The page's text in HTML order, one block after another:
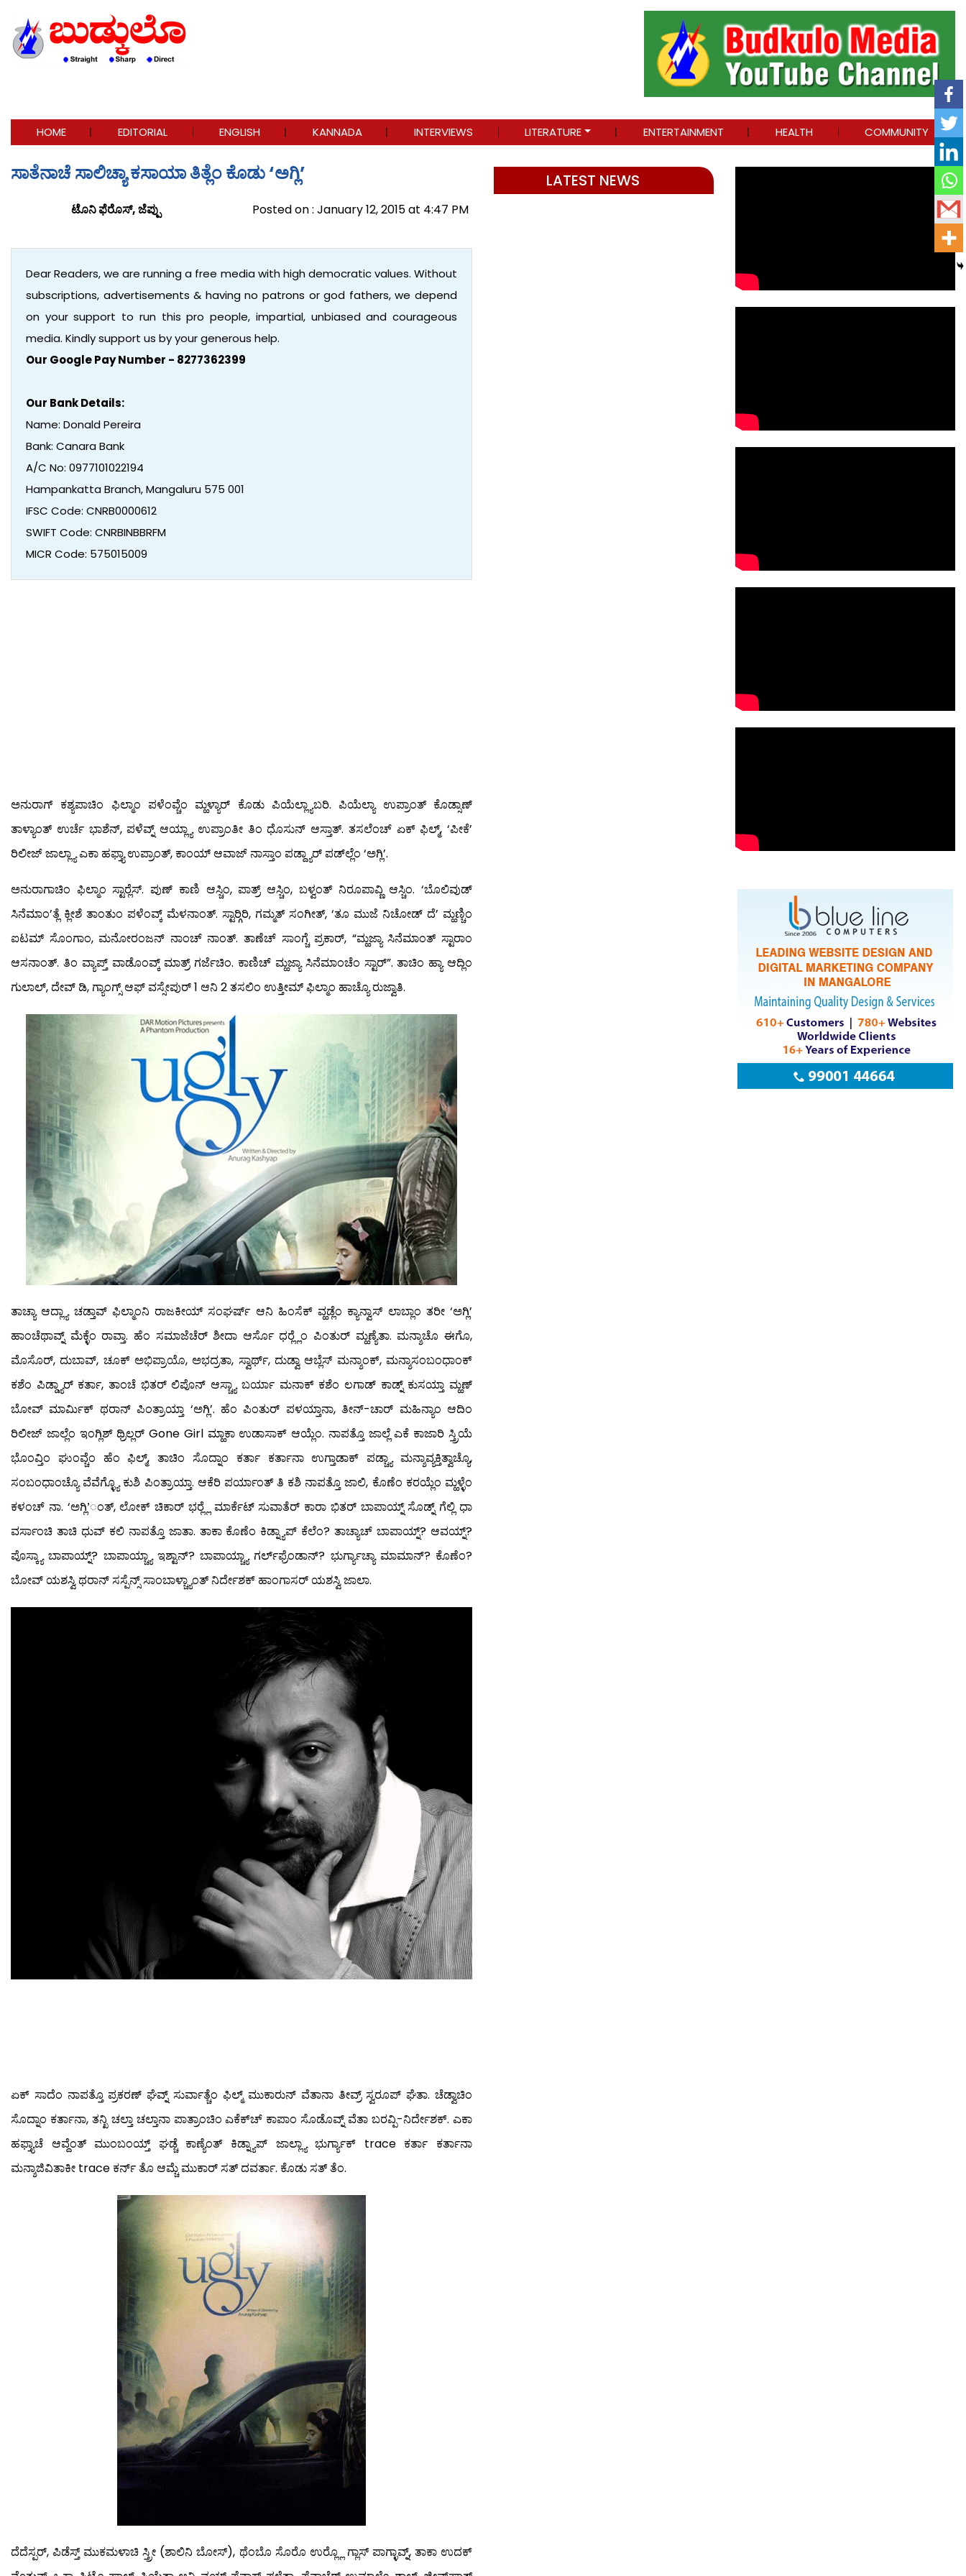
HOME EDITORIAL ENGLISH KANNADA INTERVIEWS LITERATURE ENTERTAINMENT HEALTH COMMUNITY
ಸಾತೆನಾಚೆ ಸಾಲಿಚ್ಯಾ ಕಸಾಯಾ ತಿತ್ಲೆಂ ಕೊಡು ‘ಅಗ್ಲಿ’
ಟೊನಿ ಫೆರೊಸ್, ಜೆಪ್ಪು Posted on : January 12, 2015 at 4:47 PM
Dear Readers, we are running a free media with high democratic values. Without
subscriptions, advertisements & having no patrons or god fathers, we depend
on your support to run this pro people, impartial, unbiased and courageous
media. Kindly support us by your generous help.
Our Google Pay Number - 8277362399
Our Bank Details:
Name: Donald Pereira
Bank: Canara Bank
A/C No: 0977101022194
Hampankatta Branch, Mangaluru 575 001
IFSC Code: CNRB0000612
SWIFT Code: CNRBINBBRFM
MICR Code: 575015009
ಅನುರಾಗ್ ಕಶ್ಯಪಾಚಿಂ ಫಿಲ್ಮಾಂ ಪಳೆಂವ್ಚೆಂ ಮ್ಹಳ್ಯಾರ್ ಕೊಡು ಪಿಯೆಲ್ಲ್ಯಾಬರಿ. ಪಿಯೆಲ್ಯಾ ಉಪ್ರಾಂತ್ ಕೊಡ್ಸಾಣ್
ತಾಳ್ಯಾಂತ್ ಉರ್ಚೆ ಭಾಶೆನ್, ಪಳೆವ್ನ್ ಆಯ್ಲ್ಯಾ ಉಪ್ರಾಂತೀ ತಿಂ ಧೊಸುನ್ ಆಸ್ತಾತ್. ತಸಲೆಂಚ್ ಏಕ್ ಫಿಲ್ಮ್, ‘ಪೀಕೆ’
ರಿಲೀಜ್ ಜಾಲ್ಲ್ಯಾ ಎಕಾ ಹಫ್ತ್ಯಾ ಉಪ್ರಾಂತ್, ಕಾಂಯ್ ಆವಾಜ್ ನಾಸ್ತಾಂ ಪಡ್ದ್ಯಾರ್ ಪಡ್‍ಲ್ಲೆಂ ‘ಅಗ್ಲಿ’.
ಅನುರಾಗಾಚಿಂ ಫಿಲ್ಮಾಂ ಸ್ಟಾರ್‍ಲೆಸ್. ಪುಣ್ ಕಾಣಿ ಆಸ್ಚಿಂ, ಪಾತ್ರ್ ಆಸ್ಚಿಂ, ಬಳ್ವಂತ್ ನಿರೂಪಾವ್ಣಿ ಆಸ್ಚಿಂ. ‘ಬೊಲಿವುಡ್
ಸಿನೆಮಾಂ’ತ್ಲೆ ಕ್ಲೀಶೆ ತಾಂತುಂ ಪಳೆಂವ್ಕ್ ಮೆಳನಾಂತ್. ಸ್ಟಾರ್‍ಗಿರಿ, ಗಮ್ಮತ್ ಸಂಗೀತ್, ‘ತೂ ಮುಜೆ ನಿಚೋಡ್ ದೆ’ ಮ್ಹಣ್ಚಿಂ
ಐಟಮ್ ಸೊಂಗಾಂ, ಮನೋರಂಜನ್ ನಾಂಚ್ ನಾಂತ್. ತಾಣೆಚ್ ಸಾಂಗ್ಚೆ ಪ್ರಕಾರ್, “ಮ್ಹಜ್ಯಾ ಸಿನೆಮಾಂತ್ ಸ್ಟಾರಾಂ
ಆಸನಾಂತ್. ತಿಂ ವ್ಯಾಪ್ತ್ ವಾಡೊಂವ್ಕ್ ಮಾತ್ರ್ ಗರ್ಜೆಚಿಂ. ಕಾಣಿಚ್ ಮ್ಹಜ್ಯಾ ಸಿನೆಮಾಂಚೆಂ ಸ್ಟಾರ್”. ತಾಚಿಂ ಹ್ಯಾ ಆದ್ಲಿಂ
ಗುಲಾಲ್, ದೇವ್ ಡಿ, ಗ್ಯಾಂಗ್ಸ್ ಆಫ್ ವಸ್ಸೇಪುರ್ 1 ಆನಿ 2 ತಸಲಿಂ ಉತ್ತೀಮ್ ಫಿಲ್ಮಾಂ ಹಾಚ್ಯೊ ರುಜ್ವಾತಿ.
ತಾಚ್ಯಾ ಆದ್ಲ್ಯಾ ಚಡ್ತಾವ್ ಫಿಲ್ಮಾಂನಿ ರಾಜಕೀಯ್ ಸಂಘರ್ಷ್ ಆನಿ ಹಿಂಸೆಕ್ ವ್ಹಡ್ಲೆಂ ಕ್ಯಾನ್ವಾಸ್ ಲಾಬ್ಲಾಂ ತರೀ ‘ಅಗ್ಲಿ’
ಹಾಂಚೆಥಾವ್ನ್ ಮೆಕ್ಳೆಂ ರಾವ್ತಾ. ಹೆಂ ಸಮಾಜೆಚೆರ್ ಶೀದಾ ಆರ್ಸೊ ಧರ್‍ಲ್ಲೆಂ ಪಿಂತುರ್ ಮ್ಹಣ್ಯೆತಾ. ಮನ್ಶಾಚೊ ಈಗೊ,
ಮೊಸೊರ್, ದುಬಾವ್, ಚೂಕ್ ಅಭಿಪ್ರಾಯೊ, ಅಭದ್ರತಾ, ಸ್ವಾರ್ಥ್, ದುಡ್ವಾ ಆಬ್ಲೆಸ್ ಮನ್ಶಾಂಕ್, ಮನ್ಶಾಸಂಬಂಧಾಂಕ್
ಕಶೆಂ ಪಿಡ್ಡ್ಯಾರ್ ಕರ್ತಾ, ತಾಂಚೆ ಭಿತರ್ ಲಿಪೊನ್ ಆಸ್ಚ್ಯಾ ಬರ್ಯಾ ಮನಾಕ್ ಕಶೆಂ ಲಗಾಡ್ ಕಾಡ್ನ್ ಕುಸಯ್ತಾ ಮ್ಹಣ್
ಬೋವ್ ಮಾರ್ಮಿಕ್ ಥರಾನ್ ಪಿಂತ್ರಾಯ್ತಾ ‘ಅಗ್ಲಿ’. ಹೆಂ ಪಿಂತುರ್ ಪಳಯ್ತಾನಾ, ತೀನ್-ಚಾರ್ ಮಹಿನ್ಯಾಂ ಆದಿಂ
ರಿಲೀಜ್ ಜಾಲ್ಲೆಂ ಇಂಗ್ಲಿಶ್ ಥ್ರಿಲ್ಲರ್ Gone Girl ಮ್ಹಾಕಾ ಉಡಾಸಾಕ್ ಆಯ್ಲೆಂ. ನಾಪತ್ತೊ ಜಾಲ್ಲೆ ಎಕೆ ಕಾಜಾರಿ ಸ್ತ್ರಿಯೆ
ಭೊಂವ್ತಿಂ ಘುಂವ್ಚೆಂ ಹೆಂ ಫಿಲ್ಮ್, ತಾಚಿಂ ಸೊದ್ನಾಂ ಕರ್ತಾ ಕರ್ತಾನಾ ಉಗ್ತಾಡಾಕ್ ಪಡ್ಚ್ಯಾ ಮನ್ಶಾವ್ಯಕ್ತಿತ್ವಾಚ್ಯೊ,
ಸಂಬಂಧಾಂಚ್ಯೊ ವೆವೆಗ್ಳ್ಯೊ ಕುಶಿ ಪಿಂತ್ರಾಯ್ತಾ. ಆಕೆರಿ ಪರ್ಯಾಂತ್ ತಿ ಕಶಿ ನಾಪತ್ತೊ ಜಾಲಿ, ಕೊಣೆಂ ಕರಯ್ಲೆಂ ಮ್ಹಳ್ಳೆಂ
ಕಳಂಚ್ ನಾ. ‘ಅಗ್ಲಿ’ಂತ್, ಲೋಕ್ ಚಿಕಾರ್ ಭರ್‍ಲ್ಲೆ ಮಾರ್ಕೆಟ್ ಸುವಾತೆರ್ ಕಾರಾ ಭಿತರ್ ಬಾಪಾಯ್ನ್ ಸೊಡ್ನ್ ಗೆಲ್ಲಿ ಧಾ
ವರ್ಸಾಂಚಿ ತಾಚಿ ಧುವ್ ಕಲಿ ನಾಪತ್ತೊ ಜಾತಾ. ತಾಕಾ ಕೊಣೆಂ ಕಿಡ್ನ್ಯಾಪ್ ಕೆಲೆಂ? ತಾಚ್ಯಾಚ್ ಬಾಪಾಯ್ನ್? ಆವಯ್ನ್?
ಪೊಸ್ಕ್ಯಾ ಬಾಪಾಯ್ನ್? ಬಾಪಾಯ್ಚ್ಯಾ ಇಶ್ಟಾನ್? ಬಾಪಾಯ್ಚ್ಯಾ ಗರ್ಲ್‍ಫ್ರೆಂಡಾನ್? ಭುರ್ಗ್ಯಾಚ್ಯಾ ಮಾಮಾನ್? ಕೊಣೆಂ?
ಬೋವ್ ಯಶಸ್ವಿ ಥರಾನ್ ಸಸ್ಪೆನ್ಸ್ ಸಾಂಬಾಳ್ಚ್ಯಾಂತ್ ನಿರ್ದೇಶಕ್ ಹಾಂಗಾಸರ್ ಯಶಸ್ವಿ ಜಾಲಾ.
ಏಕ್ ಸಾದೆಂ ನಾಪತ್ತೊ ಪ್ರಕರಣ್ ಘೆವ್ನ್ ಸುರ್ವಾತ್ಚೆಂ ಫಿಲ್ಮ್ ಮುಕಾರುನ್ ವೆತಾನಾ ತೀವ್ರ್ ಸ್ವರೂಪ್ ಘೆತಾ. ಚೆಡ್ವಾಚಿಂ
ಸೊದ್ನಾಂ ಕರ್ತಾನಾ, ತನ್ಖಿ ಚಲ್ತಾ ಚಲ್ತಾನಾ ಪಾತ್ರಾಂಚಿಂ ಎಕೆಕ್‍ಚ್ ಕಾಪಾಂ ಸೊಡೊವ್ನ್ ವೆತಾ ಬರವ್ಪಿ-ನಿರ್ದೇಶಕ್. ಎಕಾ
ಹಫ್ತ್ಯಾಚೆ ಆವ್ದೆಂತ್ ಮುಂಬಂಯ್ತ್ ಘಡ್ಚೆ ಕಾಣ್ಯೆಂತ್ ಕಿಡ್ನ್ಯಾಪ್ ಜಾಲ್ಲ್ಯಾ ಭುರ್ಗ್ಯಾಕ್ trace ಕರ್ತಾ ಕರ್ತಾನಾ
ಮನ್ಶಾಜಿವಿತಾಕೀ trace ಕರ್ನ್ ತೊ ಆಮ್ಚೆ ಮುಕಾರ್ ಸತ್ ದವರ್ತಾ. ಕೊಡು ಸತ್ ತೆಂ.
ದೆದೆಸ್ಪರ್, ಪಿಡೆಸ್ತ್ ಮುಕಮಳಾಚಿ ಸ್ತ್ರೀ (ಶಾಲಿನಿ ಬೋಸ್), ಥೆಂಬೊ ಸೊರೊ ಉರ್‍ಲ್ಲೊ ಗ್ಲಾಸ್ ಪಾಗ್ಳಾವ್ನ್, ತಾಕಾ ಉದಕ್
LATEST NEWS